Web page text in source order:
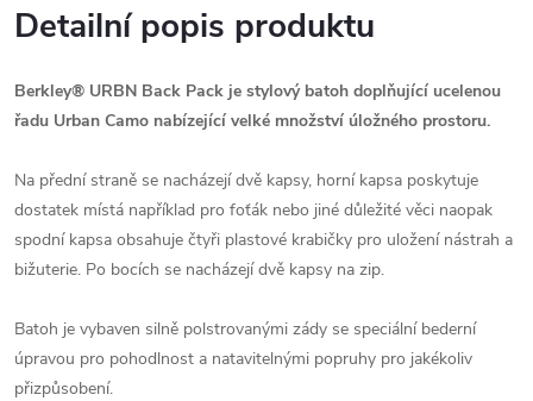
Detailní popis produktu
Berkley® URBN Back Pack je stylový batoh doplňující ucelenou
řadu Urban Camo nabízející velké množství úložného prostoru.
Na přední straně se nacházejí dvě kapsy, horní kapsa poskytuje
dostatek místá například pro foťák nebo jiné důležité věci naopak
spodní kapsa obsahuje čtyři plastové krabičky pro uložení nástrah a
bižuterie. Po bocích se nacházejí dvě kapsy na zip.
Batoh je vybaven silně polstrovanými zády se speciální bederní
úpravou pro pohodlnost a natavitelnými popruhy pro jakékoliv
přizpůsobení.